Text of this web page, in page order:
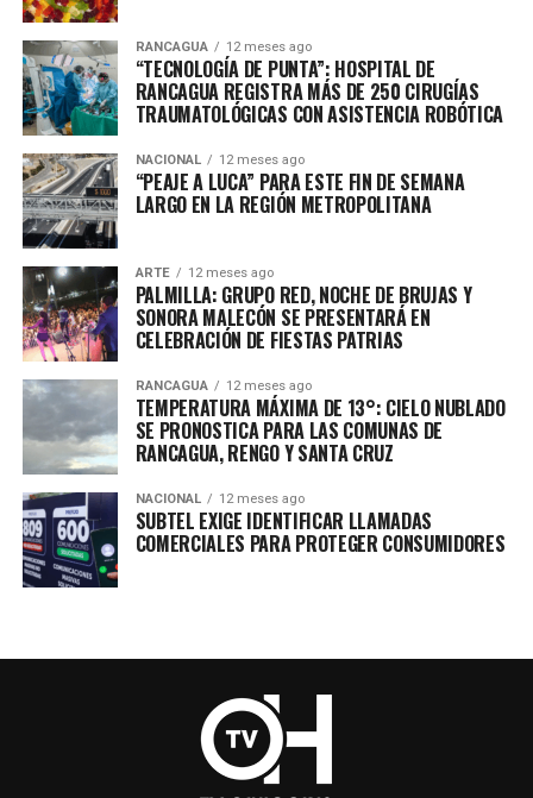
RANCAGUA 12 meses ago
“TECNOLOGÍA DE PUNTA”: HOSPITAL DE
RANCAGUA REGISTRA MÁS DE 250 CIRUGÍAS
TRAUMATOLÓGICAS CON ASISTENCIA ROBÓTICA
NACIONAL 12 meses ago
“PEAJE A LUCA” PARA ESTE FIN DE SEMANA
LARGO EN LA REGIÓN METROPOLITANA
ARTE 12 meses ago
PALMILLA: GRUPO RED, NOCHE DE BRUJAS Y
SONORA MALECÓN SE PRESENTARÁ EN
CELEBRACIÓN DE FIESTAS PATRIAS
RANCAGUA 12 meses ago
TEMPERATURA MÁXIMA DE 13°: CIELO NUBLADO
SE PRONOSTICA PARA LAS COMUNAS DE
RANCAGUA, RENGO Y SANTA CRUZ
NACIONAL 12 meses ago
SUBTEL EXIGE IDENTIFICAR LLAMADAS
COMERCIALES PARA PROTEGER CONSUMIDORES